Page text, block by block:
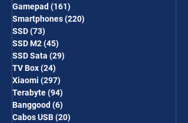
Gamepad (161)
Smartphones(220)
SSD(73)
SSD M2(45)
SSD Sata (29)
TV Box(24)
Xiaomi (297)
Terabyte(94)
Banggood (6)
Cabos USB(20)